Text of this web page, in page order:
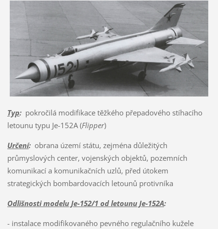
Typ:pokročilá modifikace těžkého přepadového stíhacího
letounu typu Je-152A (Flipper)
Určení:obrana území státu, zejména důležitých
průmyslových center, vojenských objektů, pozemních
komunikací a komunikačních uzlů, před útokem
strategických bombardovacích letounů protivníka
Odlišnosti modelu Je-152/1 od letounu Je-152A:
- instalace modifikovaného pevného regulačního kužele